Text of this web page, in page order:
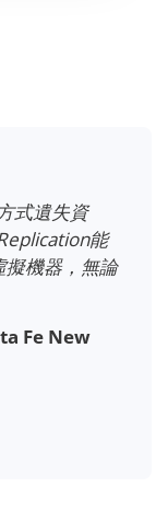
為我們提供了極
不需要為雲端整
Radiology 資訊